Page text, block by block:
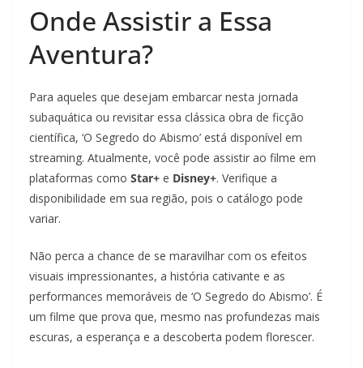
Onde Assistir a Essa
Aventura?
Para aqueles que desejam embarcar nesta jornada
subaquática ou revisitar essa clássica obra de ficção
científica, ‘O Segredo do Abismo’ está disponível em
streaming. Atualmente, você pode assistir ao filme em
plataformas como Star+ e Disney+. Verifique a
disponibilidade em sua região, pois o catálogo pode
variar.
Não perca a chance de se maravilhar com os efeitos
visuais impressionantes, a história cativante e as
performances memoráveis de ‘O Segredo do Abismo’. É
um filme que prova que, mesmo nas profundezas mais
escuras, a esperança e a descoberta podem florescer.